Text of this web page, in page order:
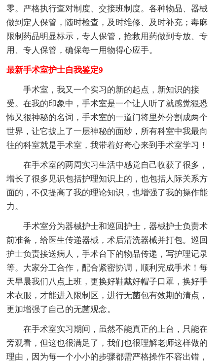
零。严格执行查对制度、交接班制度。各种物品、器械
做到定人保管，随时检查，及时维修、及时补充；毒麻
限制药品明显标示，专人保管，抢救用药做到专放、专
用、专人保管，确保每一用物得心应手。
最新手术室护士自我鉴定9
手术室，我又一个实习的新的起点，新知识的接
受。在我的印象中，手术室是一个让人听了就感觉狠恐
怖又很神秘的名词，手术室的一道门将里外分割成两个
世界，让它披上了一层神秘的面纱，所有科室中我最向
往的科室就是手术室，我带着好奇心来到手术室学习！
在手术室的两周实习生活中感觉自己收获了很多，
增长了很多见识包括护理知识上的，也包括人际关系方
面的，不仅提高了我的理论知识，也增强了我的操作能
力。
手术室分为器械护士和巡回护士，器械护士负责术
前准备，给医生传递器械，术后清洗器械并打包。巡回
护士负责接送病人，手术台下的物品传递，写护理记录
等。大家分工合作，配合紧密协调，顺利完成手术！每
天早晨我们八点上班，更换好鞋戴好帽子口罩，换好手
术衣服，才能进入限制区，进行无菌包有效期的清点，
更加增强了自己的无菌观念。
在手术室实习期间，虽然不能真正的上台，只能在
旁观看，但这也很满足了，我们也很理解老师这样做的
理由，因为每一个小小的步骤都需严格操作不容出错，